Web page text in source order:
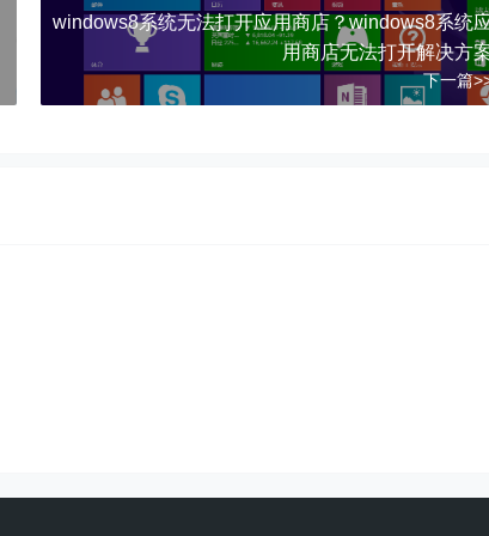
windows8系统无法打开应用商店？windows8系统
用商店无法打开解决方
下一篇